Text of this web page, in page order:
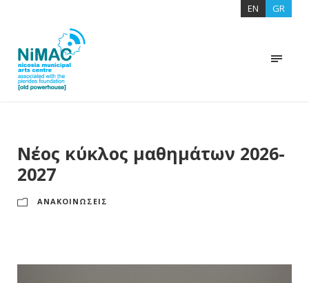
EN GR
Νέος κύκλος μαθημάτων 2026-
2027
ΑΝΑΚΟΙΝΩΣΕΙΣ